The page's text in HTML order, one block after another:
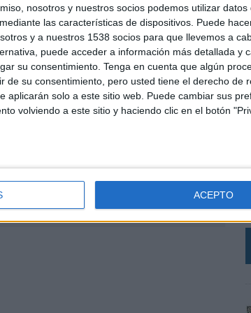
nosotros y nuestros socios podemos utilizar datos
las características de dispositivos. Puede
y a nuestros 1538 socios para que llevemos a
puede acceder a información más detallada y
su consentimiento. Tenga en cuenta que algún
de su consentimiento, pero usted tiene el derecho de
aplicarán solo a este sitio web. Puede cambiar sus
volviendo a este sitio y haciendo clic en el botón
ACEPTO
ambicioso como el de LLYC. La
y el marketing de las compañías, que
esta nueva etapa con muchas
para dar respuesta a los retos
aquellos que están por llegar”.